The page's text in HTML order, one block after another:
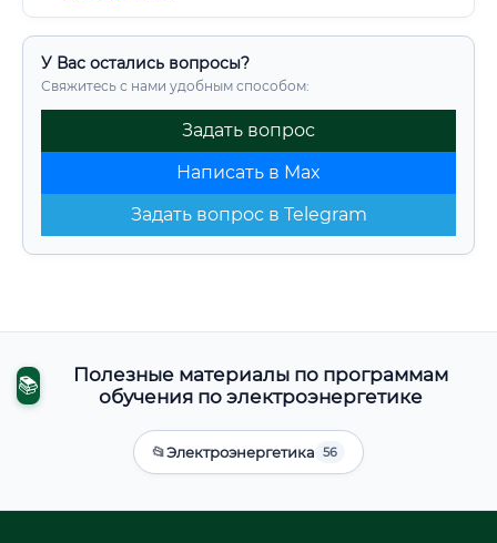
У Вас остались вопросы?
Свяжитесь с нами удобным способом:
Задать вопрос
Написать в Max
Задать вопрос в Telegram
📚
Полезные материалы по программам
обучения по электроэнергетике
📂Электроэнергетика 56